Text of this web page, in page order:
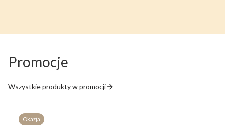
Promocje
Wszystkie produkty w promocji
Okazja